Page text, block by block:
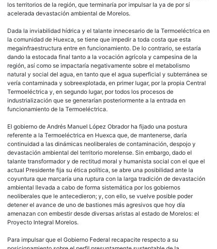
los territorios de la región, que terminaría por impulsar la ya de por sí
acelerada devastación ambiental de Morelos.
Dada la inviabilidad hídrica y el talante innecesario de la Termoeléctrica en
la comunidad de Huexca, se tiene que impedir a toda costa que esta
megainfraestructura entre en funcionamiento. De lo contrario, se estaría
dando la estocada final tanto a la vocación agrícola y campesina de la
región, así como se impactaría negativamente sobre el metabolismo
natural y social del agua, en tanto que el agua superficial y subterránea se
vería contaminada y sobreexplotada, en primer lugar, por la propia Central
Termoeléctrica y, en segundo lugar, por todos los procesos de
industrialización que se generarían posteriormente a la entrada en
funcionamiento de la Termoeléctrica.
El gobierno de Andrés Manuel López Obrador ha fijado una postura
referente a la Termoeléctrica en Huexca que, de mantenerse, daría
continuidad a las dinámicas neoliberales de contaminación, despojo y
devastación ambiental del territorio morelense. Sin embargo, dado el
talante transformador y de rectitud moral y humanista social con el que el
actual Presidente fija su ética política, se abre una posibilidad ante la
coyuntura que marcaría una ruptura con la larga tradición de devastación
ambiental llevada a cabo de forma sistemática por los gobiernos
neoliberales que le antecedieron; y, con ello, se vuelve posible poder
detener el avance de uno de bastiones más agresivos que hoy día
amenazan con embestir desde diversas aristas al estado de Morelos: el
Proyecto Integral Morelos.
Para impulsar que el Gobierno Federal recapacite respecto a su